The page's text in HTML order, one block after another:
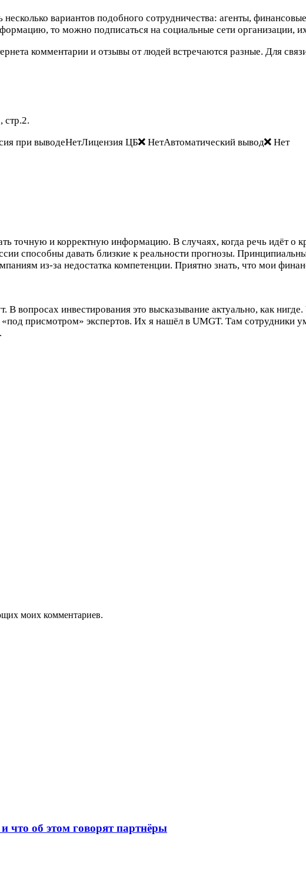
вариантов подобного сотрудничества: агенты,
то можно подписаться на социальные сети организации,
комментарии и отзывы от людей встречаются разные. Для
стр.2.
при выводеНетЛицензия ЦБ
НетАвтоматический вывод Нет
точную и корректную информацию. В случаях, когда речь идёт о
способны давать близкие к реальности прогнозы.
из-за недостатка компетенции. Приятно знать, что мои
вопросах инвестирования это высказывание актуально, как
«под присмотром» экспертов. Их я нашёл в UMGT. Там сотрудники
моих комментариев.
что об этом говорят партнёры